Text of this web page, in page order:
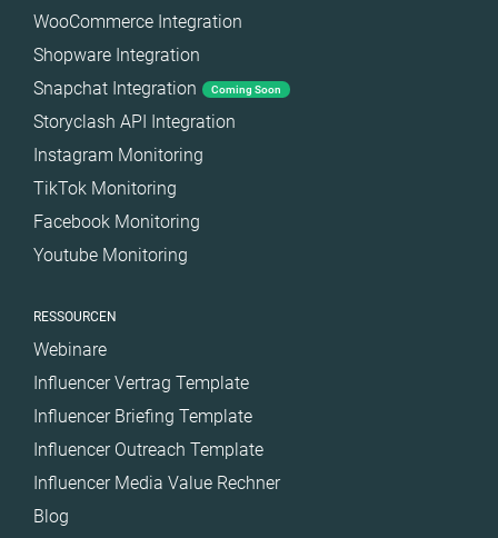
WooCommerce Integration
Shopware Integration
Snapchat Integration
Coming Soon
Storyclash API Integration
Instagram Monitoring
TikTok Monitoring
Facebook Monitoring
Youtube Monitoring
RESSOURCEN
Webinare
Influencer Vertrag Template
Influencer Briefing Template
Influencer Outreach Template
Influencer Media Value Rechner
Blog